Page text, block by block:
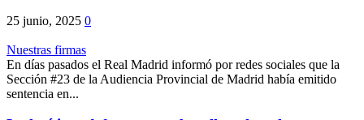
25 junio, 2025 0
Nuestras firmas
En días pasados el Real Madrid informó por redes sociales que la
Sección #23 de la Audiencia Provincial de Madrid había emitido
sentencia en...